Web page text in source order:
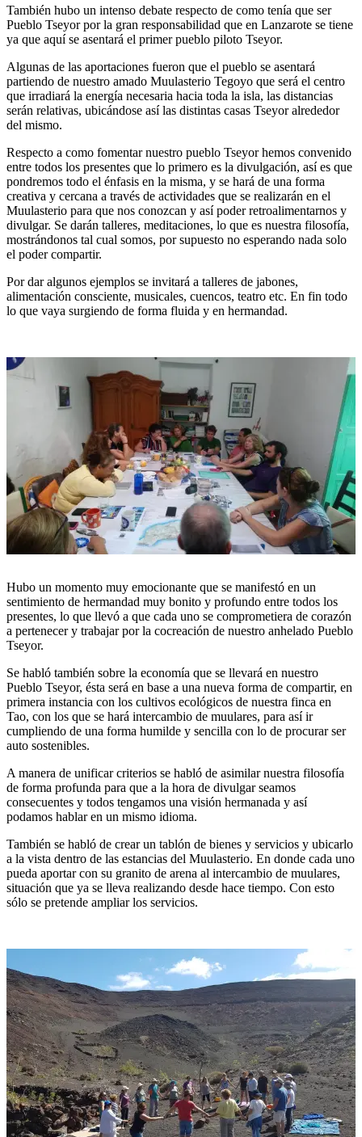
También hubo un intenso debate respecto de como tenía que ser
Pueblo Tseyor por la gran responsabilidad que en Lanzarote se tiene
ya que aquí se asentará el primer pueblo piloto Tseyor.
Algunas de las aportaciones fueron que el pueblo se asentará
partiendo de nuestro amado Muulasterio Tegoyo que será el centro
que irradiará la energía necesaria hacia toda la isla, las distancias
serán relativas, ubicándose así las distintas casas Tseyor alrededor
del mismo.
Respecto a como fomentar nuestro pueblo Tseyor hemos convenido
entre todos los presentes que lo primero es la divulgación, así es que
pondremos todo el énfasis en la misma, y se hará de una forma
creativa y cercana a través de actividades que se realizarán en el
Muulasterio para que nos conozcan y así poder retroalimentarnos y
divulgar. Se darán talleres, meditaciones, lo que es nuestra filosofía,
mostrándonos tal cual somos, por supuesto no esperando nada solo
el poder compartir.
Por dar algunos ejemplos se invitará a talleres de jabones,
alimentación consciente, musicales, cuencos, teatro etc. En fin todo
lo que vaya surgiendo de forma fluida y en hermandad.
Hubo un momento muy emocionante que se manifestó en un
sentimiento de hermandad muy bonito y profundo entre todos los
presentes, lo que llevó a que cada uno se comprometiera de corazón
a pertenecer y trabajar por la cocreación de nuestro anhelado Pueblo
Tseyor.
Se habló también sobre la economía que se llevará en nuestro
Pueblo Tseyor, ésta será en base a una nueva forma de compartir, en
primera instancia con los cultivos ecológicos de nuestra finca en
Tao, con los que se hará intercambio de muulares, para así ir
cumpliendo de una forma humilde y sencilla con lo de procurar ser
auto sostenibles.
A manera de unificar criterios se habló de asimilar nuestra filosofía
de forma profunda para que a la hora de divulgar seamos
consecuentes y todos tengamos una visión hermanada y así
podamos hablar en un mismo idioma.
También se habló de crear un tablón de bienes y servicios y ubicarlo
a la vista dentro de las estancias del Muulasterio. En donde cada uno
pueda aportar con su granito de arena al intercambio de muulares,
situación que ya se lleva realizando desde hace tiempo. Con esto
sólo se pretende ampliar los servicios.